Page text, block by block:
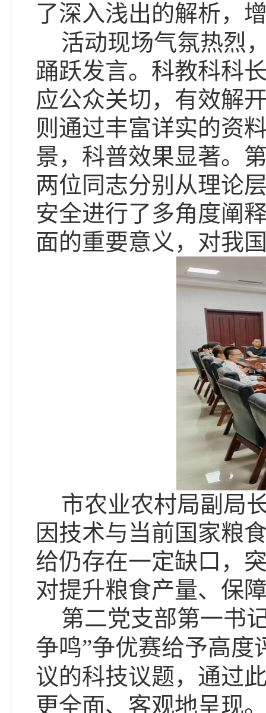
了深入浅出的解析，
活动现场气氛热烈
踊跃发言。科教科科
应公众关切，有效解
则通过丰富详实的资
景，科普效果显著。
两位同志分别从理论
安全进行了多角度阐
面的重要意义，对我
市农业农村局副局
因技术与当前国家粮
给仍存在一定缺口，
对提升粮食产量、保
第二党支部第一书
争鸣”争优赛给予高
议的科技议题，通过
更全面、客观地呈现